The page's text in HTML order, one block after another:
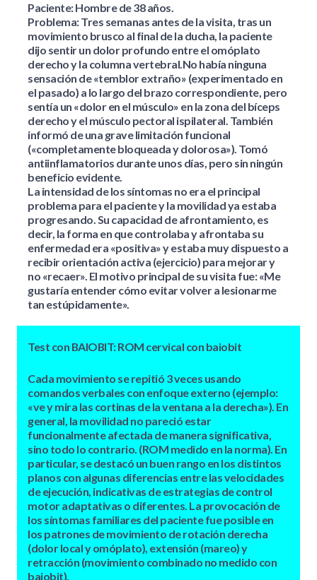
Paciente: Hombre de 38 años.
Problema: Tres semanas antes de la visita, tras un
movimiento brusco al final de la ducha, la paciente
dijo sentir un dolor profundo entre el omóplato
derecho y la columna vertebral.No había ninguna
sensación de «temblor extraño» (experimentado en
el pasado) a lo largo del brazo correspondiente, pero
sentía un «dolor en el músculo» en la zona del bíceps
derecho y el músculo pectoral ispilateral. También
informó de una grave limitación funcional
(«completamente bloqueada y dolorosa»). Tomó
antiinflamatorios durante unos días, pero sin ningún
beneficio evidente.
La intensidad de los síntomas no era el principal
problema para el paciente y la movilidad ya estaba
progresando. Su capacidad de afrontamiento, es
decir, la forma en que controlaba y afrontaba su
enfermedad era «positiva» y estaba muy dispuesto a
recibir orientación activa (ejercicio) para mejorar y
no «recaer». El motivo principal de su visita fue: «Me
gustaría entender cómo evitar volver a lesionarme
tan estúpidamente».
Test con BAIOBIT: ROM cervical con baiobit
Cada movimiento se repitió 3 veces usando
comandos verbales con enfoque externo (ejemplo:
«ve y mira las cortinas de la ventana a la derecha»). En
general, la movilidad no pareció estar
funcionalmente afectada de manera significativa,
sino todo lo contrario. (ROM medido en la norma). En
particular, se destacó un buen rango en los distintos
planos con algunas diferencias entre las velocidades
de ejecución, indicativas de estrategias de control
motor adaptativas o diferentes. La provocación de
los síntomas familiares del paciente fue posible en
los patrones de movimiento de rotación derecha
(dolor local y omóplato), extensión (mareo) y
retracción (movimiento combinado no medido con
baiobit).